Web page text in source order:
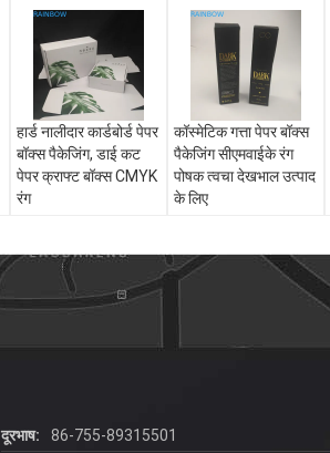
हार्ड नालीदार कार्डबोर्ड पेपर
बॉक्स पैकेजिंग, डाई कट
पेपर क्राफ्ट बॉक्स CMYK
रंग
कॉस्मेटिक गत्ता पेपर बॉक्स
पैकेजिंग सीएमवाईके रंग
पोषक त्वचा देखभाल उत्पाद
के लिए
दूरभाष: 86-755-89315501